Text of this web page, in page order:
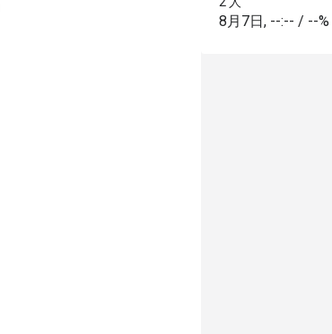
8月7日 , --:-- / --%